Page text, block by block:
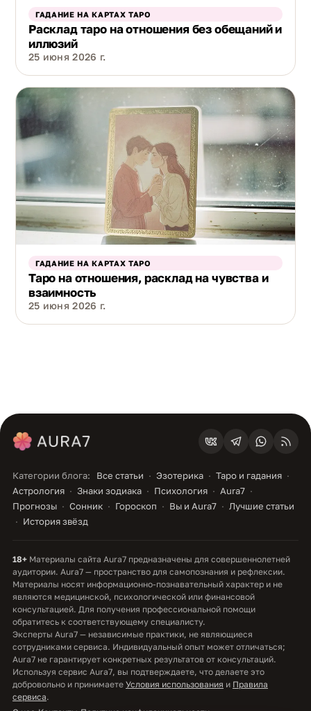
ГАДАНИЕ НА КАРТАХ ТАРО
Расклад таро на отношения без обещаний и
иллюзий
25 июня 2026 г.
ГАДАНИЕ НА КАРТАХ ТАРО
Таро на отношения, расклад на чувства и
взаимность
25 июня 2026 г.
Категории блога: Все статьи Эзотерика
Таро и гадания
Астрология
Знаки зодиака Психология
Aura7
Прогнозы
Сонник Гороскоп Вы и Aura7
Лучшие статьи
История звёзд
18+ Материалы сайта Aura7 предназначены для совершеннолетней
аудитории. Aura7 — пространство для самопознания и рефлексии.
Материалы носят информационно-познавательный характер и не
являются медицинской, психологической или финансовой
консультацией. Для получения профессиональной помощи
обратитесь к соответствующему специалисту.
Эксперты Aura7 — независимые практики, не являющиеся
сотрудниками сервиса. Индивидуальный опыт может отличаться;
Aura7 не гарантирует конкретных результатов от консультаций.
Используя сервис Aura7, вы подтверждаете, что делаете это
добровольно и принимаете Условия использования и Правила
сервиса.